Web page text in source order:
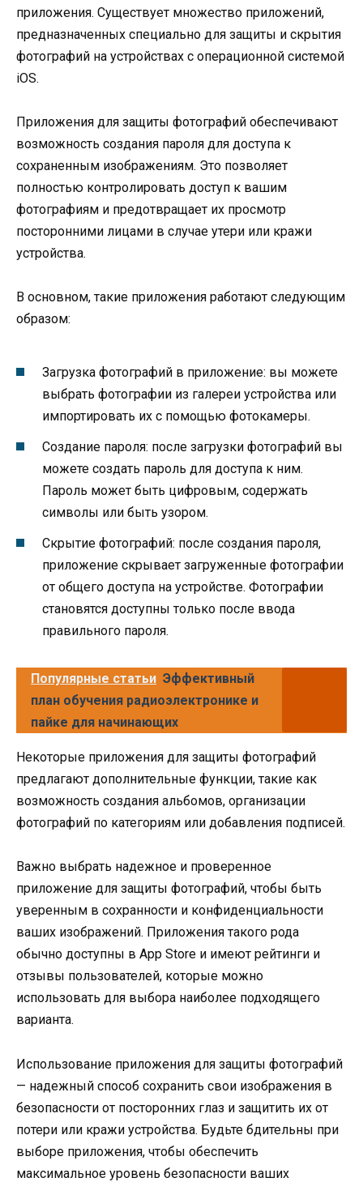
приложения. Существует множество приложений,
предназначенных специально для защиты и скрытия
фотографий на устройствах с операционной системой
iOS.
Приложения для защиты фотографий обеспечивают
возможность создания пароля для доступа к
сохраненным изображениям. Это позволяет
полностью контролировать доступ к вашим
фотографиям и предотвращает их просмотр
посторонними лицами в случае утери или кражи
устройства.
В основном, такие приложения работают следующим
образом:
Загрузка фотографий в приложение: вы можете
выбрать фотографии из галереи устройства или
импортировать их с помощью фотокамеры.
Создание пароля: после загрузки фотографий вы
можете создать пароль для доступа к ним.
Пароль может быть цифровым, содержать
символы или быть узором.
Скрытие фотографий: после создания пароля,
приложение скрывает загруженные фотографии
от общего доступа на устройстве. Фотографии
становятся доступны только после ввода
правильного пароля.
Популярные статьи Эффективный
план обучения радиоэлектронике и
пайке для начинающих
Некоторые приложения для защиты фотографий
предлагают дополнительные функции, такие как
возможность создания альбомов, организации
фотографий по категориям или добавления подписей.
Важно выбрать надежное и проверенное
приложение для защиты фотографий, чтобы быть
уверенным в сохранности и конфиденциальности
ваших изображений. Приложения такого рода
обычно доступны в App Store и имеют рейтинги и
отзывы пользователей, которые можно
использовать для выбора наиболее подходящего
варианта.
Использование приложения для защиты фотографий
— надежный способ сохранить свои изображения в
безопасности от посторонних глаз и защитить их от
потери или кражи устройства. Будьте бдительны при
выборе приложения, чтобы обеспечить
максимальное уровень безопасности ваших